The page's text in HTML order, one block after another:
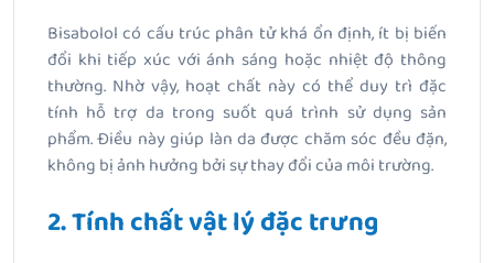
Bisabolol có cấu trúc phân tử khá ổn định, ít bị biến
đổi khi tiếp xúc với ánh sáng hoặc nhiệt độ thông
thường. Nhờ vậy, hoạt chất này có thể duy trì đặc
tính hỗ trợ da trong suốt quá trình sử dụng sản
phẩm. Điều này giúp làn da được chăm sóc đều đặn,
không bị ảnh hưởng bởi sự thay đổi của môi trường.
2. Tính chất vật lý đặc trưng